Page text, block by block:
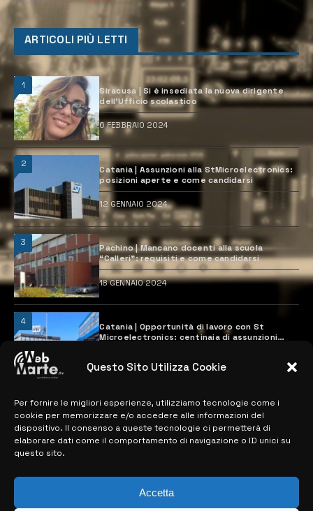
Questo Sito Utilizza Cookie
Per fornire le migliori esperienze, utilizziamo tecnologie come i
cookie per memorizzare e/o accedere alle informazioni del
dispositivo. Il consenso a queste tecnologie ci permetterà di
elaborare dati come il comportamento di navigazione o ID unici su
questo sito.
Accetta
ARTICOLI PIÙ LETTI
1
Siracusa | Si è insediata la nuova dirigente
dell’Ufficio scolastico
6 FEBBRAIO 2024
2
Catania | Assunzioni alla StMicroelectronics:
posizioni aperte e come candidarsi
12 GENNAIO 2024
3
Pachino | Mancano docenti alla scuola
“Calleri”: requisiti e come candidarsi
18 GENNAIO 2024
4
Catania | Opportunità di lavoro con St
Microelectronics: centinaia di assunzioni
28 MARZO 2024
MAPPA DEL SITO
> NOTIZIE
> EDIZIONI LOCALI